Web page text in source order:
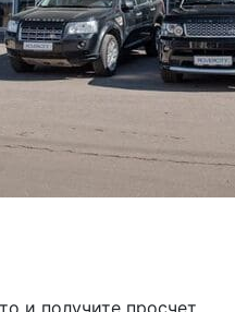
и получите просчет